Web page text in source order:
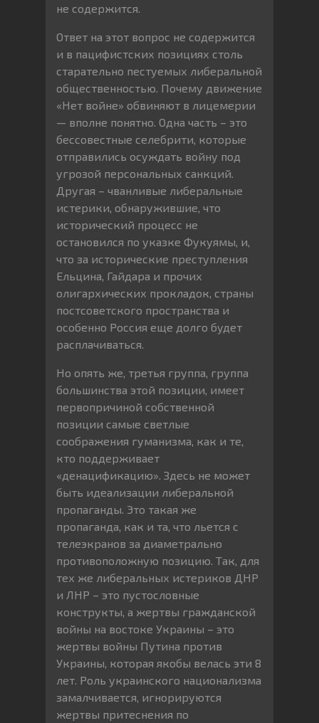
не содержится.
Ответ на этот вопрос не содержится
и в пацифистских позициях столь
старательно пестуемых либеральной
общественностью. Почему движение
«Нет войне» обвиняют в лицемерии
— вполне понятно. Одна часть – это
бессовестные селебрити, которые
отправились осуждать войну под
угрозой персональных санкций.
Другая – чванливые либеральные
истерики, обнаружившие, что
исторический процесс не
остановился по указке Фукуямы, и,
что за исторические преступления
Ельцина, Гайдара и прочих
олигархических прокладок, страны
постсоветского пространства и
особенно Россия еще долго будет
расплачиваться.
Но опять же, третья группа, группа
большинства этой позиции, имеет
первопричиной собственной
позиции самые светлые
соображения гуманизма, как и те,
кто поддерживает
«денацификацию». Здесь не может
быть идеализации либеральной
пропаганды. Это такая же
пропаганда, как и та, что льется с
телеэкранов за диаметрально
противоположную позицию. Так, для
тех же либеральных истериков ДНР
и ЛНР – это пустословные
конструкты, а жертвы гражданской
войны на востоке Украины – это
жертвы войны Путина против
Украины, которая якобы велась эти 8
лет. Роль украинского национализма
замалчивается, игнорируются
жертвы притеснения по